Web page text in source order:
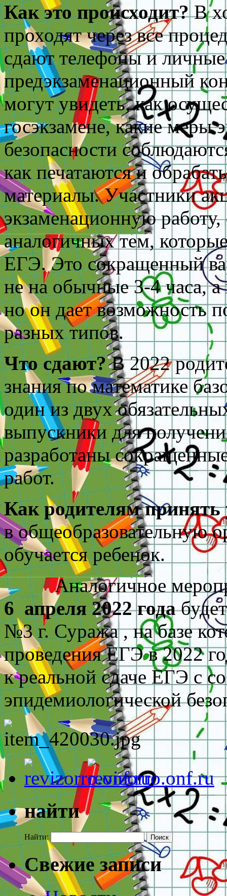
Как это происходит?В
проходят через все
сдают телефоны и
предэкзаменационный
могут увидеть, как
госэкзамене, какие меры
безопасности
как печатаются и
материалы. Участники
экзаменационную
аналогичных тем,
ЕГЭ. Это сокращенный
не на обычные 3-4 часа, а
но он дает возможность
разных типов.
Что сдают?В 2022
знания по математике
один из двух
выпускники для
разработаны
работ.
Как родителям принять
в общеобразовательную
обучается ребенок.
Аналогичное
6 апреля 2022 года
№3 г. Суража , на базе
проведения ЕГЭ в 2022
к реальной сдаче ЕГЭ с
эпидемиологической
найти
Найти:
Свежие записи